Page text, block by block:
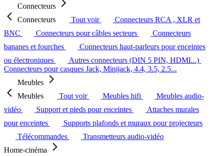
Connecteurs
Connecteurs
Tout voir
Connecteurs RCA , XLR et
BNC
Connecteurs pour câbles secteurs
Connecteurs
bananes et fourches
Connecteurs haut-parleurs pour enceintes
ou électroniques
Autres connecteurs (DIN 5 PIN, HDMI...)
Connecteurs pour casques Jack, Minijack, 4.4, 3.5, 2.5...
Meubles
Meubles
Tout voir Meubles hifi
Meubles audio-
vidéo
Support et pieds pour enceintes
Attaches murales
pour enceintes
Supports plafonds et muraux pour projecteurs
Télécommandes
Transmetteurs audio-vidéo
Home-cinéma